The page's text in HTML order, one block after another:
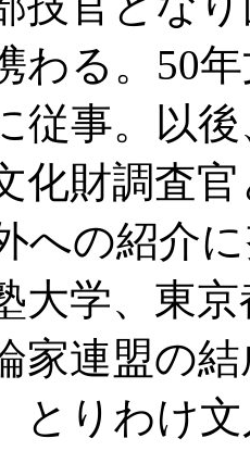
わる。50
従事。以
化財調査
への紹介
大学、東
家連盟の
とりわけ